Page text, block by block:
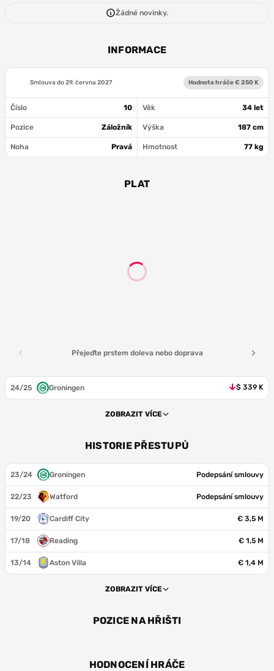
Žádné novinky.
INFORMACE
Smlouva do29. června 2027 Hodnota hráče € 250 K
Číslo 10 Věk 34 let
Pozice Záložník Výška 187 cm
Noha Pravá Hmotnost 77 kg
PLAT
Přejeďte prstem doleva nebo doprava
24/25 Groningen $ 339 K
ZOBRAZIT VÍCE
HISTORIE PŘESTUPŮ
23/24 Groningen Podepsání smlouvy
22/23 Watford Podepsání smlouvy
19/20 Cardiff City € 3,5 M
17/18 Reading € 1,5 M
13/14 Aston Villa € 1,4 M
ZOBRAZIT VÍCE
POZICE NA HŘIŠTI
HODNOCENÍ HRÁČE